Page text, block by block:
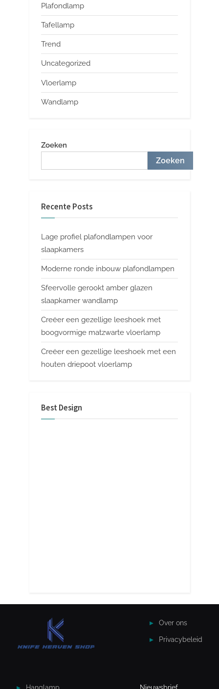
Plafondlamp
Tafellamp
Trend
Uncategorized
Vloerlamp
Wandlamp
Zoeken
Zoeken
Recente Posts
Lage profiel plafondlampen voor
slaapkamers
Moderne ronde inbouw plafondlampen
Sfeervolle gerookt amber glazen
slaapkamer wandlamp
Creëer een gezellige leeshoek met
boogvormige matzwarte vloerlamp
Creëer een gezellige leeshoek met een
houten driepoot vloerlamp
Best Design
Over ons
Privacybeleid